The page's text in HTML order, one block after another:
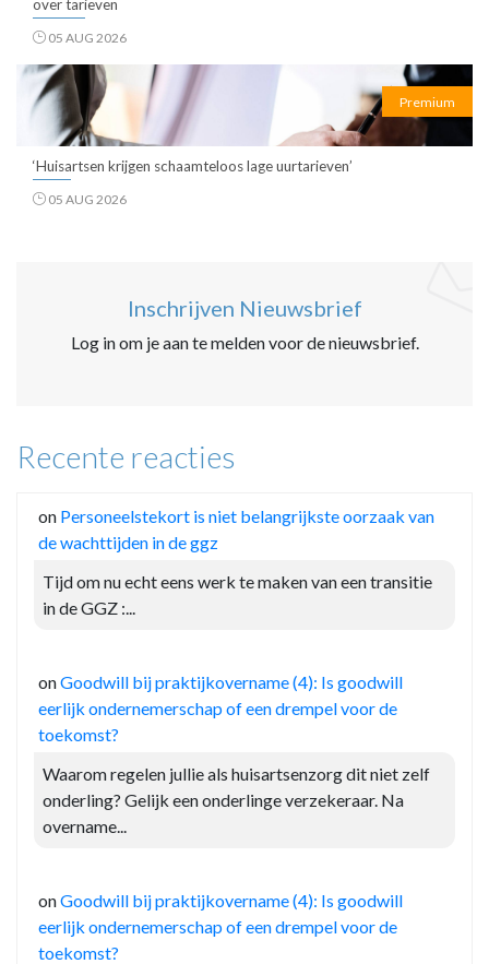
over tarieven
05 AUG 2026
Premium
‘Huisartsen krijgen schaamteloos lage uurtarieven’
05 AUG 2026
Inschrijven Nieuwsbrief
Log in om je aan te melden voor de nieuwsbrief.
Recente reacties
on Personeelstekort is niet belangrijkste oorzaak van
de wachttijden in de ggz
Tijd om nu echt eens werk te maken van een transitie
in de GGZ :...
onGoodwill bij praktijkovername (4): Is goodwill
eerlijk ondernemerschap of een drempel voor de
toekomst?
Waarom regelen jullie als huisartsenzorg dit niet zelf
onderling? Gelijk een onderlinge verzekeraar. Na
overname...
onGoodwill bij praktijkovername (4): Is goodwill
eerlijk ondernemerschap of een drempel voor de
toekomst?